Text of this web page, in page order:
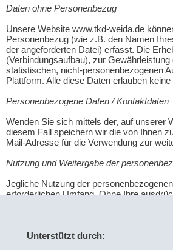
Daten ohne Personenbezug
Unsere Website www.tkd-weida.de
Personenbezug (wie z.B. den Namen
der angeforderten Datei) erfasst. Die
(Verbindungsaufbau), zur
statistischen, nicht-personenbezogenen
Plattform. Alle diese Daten erlauben
Personenbezogene Daten / Kontaktdaten
Wenden Sie sich mittels der, auf unserer
diesem Fall speichern wir die von Ihnen
Mail-Adresse für die Verwendung zur
Nutzung und Weitergabe der
Jegliche Nutzung der
erforderlichen Umfang. Ohne Ihre
Unterstützt durch: